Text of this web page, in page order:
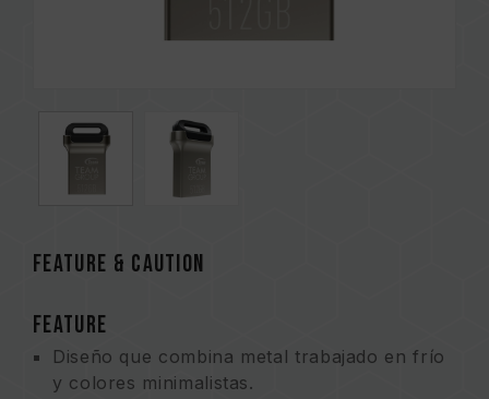
FEATURE & CAUTION
FEATURE
Diseño que combina metal trabajado en frío
y colores minimalistas.